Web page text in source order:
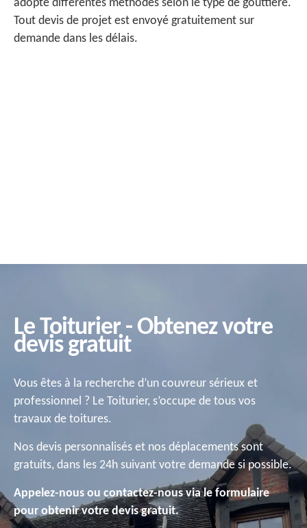
adopte différentes méthodes selon le type de gouttière.
Tout devis de projet est envoyé gratuitement sur
demande dans les délais.
Le Toiturier - Obtenez votre
devis gratuit
Vous êtes à la recherche d’un couvreur sérieux et
professionnel ? Le Toiturier, s’occupe de tous vos
travaux de toitures.
Nos devis personnalisés et nos déplacements sont
gratuits, dans les 24h suivant votre demande si possible.
Appelez-nous ou contactez-nous via le formulaire
pour obtenir votre devis gratuit.